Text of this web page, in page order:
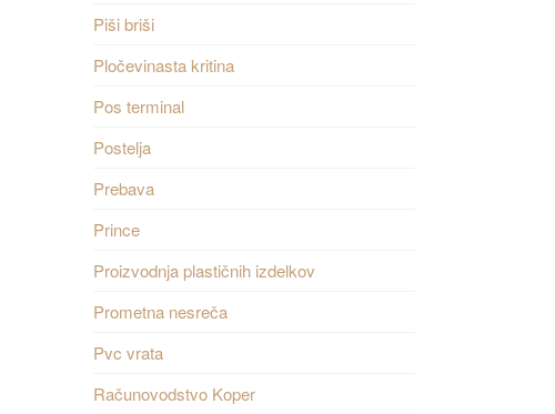
Piši briši
Pločevinasta kritina
Pos terminal
Postelja
Prebava
Prince
Proizvodnja plastičnih izdelkov
Prometna nesreča
Pvc vrata
Računovodstvo Koper